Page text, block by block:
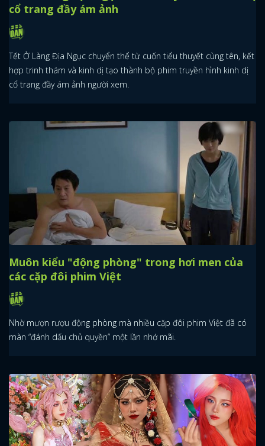
cổ trang đầy ám ảnh
Tết Ở Làng Địa Ngục chuyển thể từ cuốn tiểu thuyết cùng tên, kết
hợp trinh thám và kinh dị tạo thành bộ phim truyền hình kinh dị
cổ trang đầy ám ảnh người xem.
Muôn kiểu "động phòng" trong hơi men của
các cặp đôi phim Việt
Nhờ mượn rượu động phòng mà nhiều cặp đôi phim Việt đã có
màn “đánh dấu chủ quyền” một lần nhớ mãi.